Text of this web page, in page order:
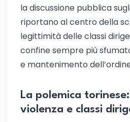
la discussione pubblica
riportano al centro della
legittimità delle classi
confine sempre più
e mantenimento
La polemica
violenza e classi